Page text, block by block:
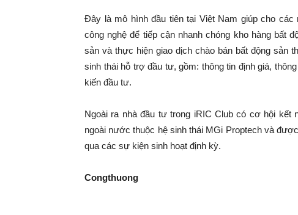
Đây là mô hình đầu tiên tại Việt Nam giúp cho
công nghệ để tiếp cận nhanh chóng kho hàng bất
sản và thực hiện giao dịch chào bán bất động sản
sinh thái hỗ trợ đầu tư, gồm: thông tin định giá,
kiến đầu tư.
Ngoài ra nhà đầu tư trong iRIC Club có cơ hội
ngoài nước thuộc hệ sinh thái MGi Proptech và
qua các sự kiện sinh hoạt định kỳ.
Congthuong